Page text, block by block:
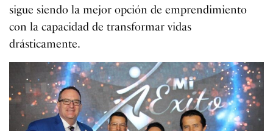
sigue siendo la mejor opción de emprendimiento
con la capacidad de transformar vidas
drásticamente.